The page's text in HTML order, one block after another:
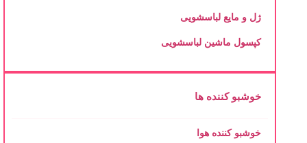
ژل و مایع لباسشویی
کپسول ماشین لباسشویی
خوشبو کننده ها
خوشبو کننده هوا